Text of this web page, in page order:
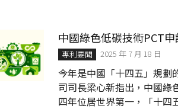
美國代理人 許鍾光所長不
資格的專業人士之一。此一
際化的發展方向。創立北...
中國綠色低碳技術PCT
專利要聞 2025 年 7 月 18 日
今年是中國「十四五」規劃
司司長梁心新指出，中國綠
四年位居世界第一，「十四